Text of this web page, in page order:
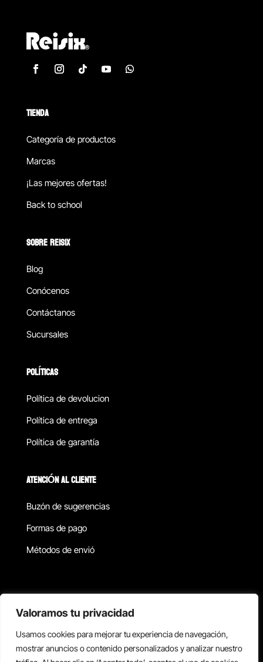
Valoramos tu privacidad
Usamos cookies para mejorar tu experiencia de navegación,
mostrar anuncios o contenido personalizados y analizar nuestro
TIENDA
Categoría de productos
Marcas
¡Las mejores ofertas!
Back to school
SOBRE REISIX
Blog
Conócenos
Contáctanos
Sucursales
POLÍTICAS
Política de devolucion
Política de entrega
Política de garantía
ATENCIÓN AL CLIENTE
Buzón de sugerencias
Formas de pago
Métodos de envió
Copyright © 2026 Reisix. Todos los derechos reservados.